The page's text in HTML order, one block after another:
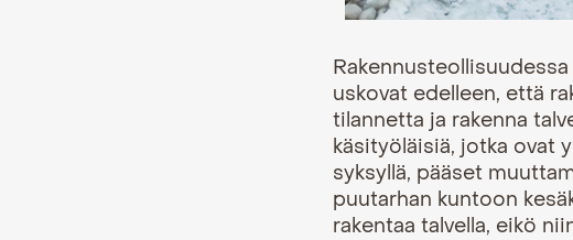
uskovat edelleen, että
tilannetta ja rakenna
käsityöläisiä, jotka ovat
syksyllä, pääset
puutarhan kuntoon
rakentaa talvella, eikö